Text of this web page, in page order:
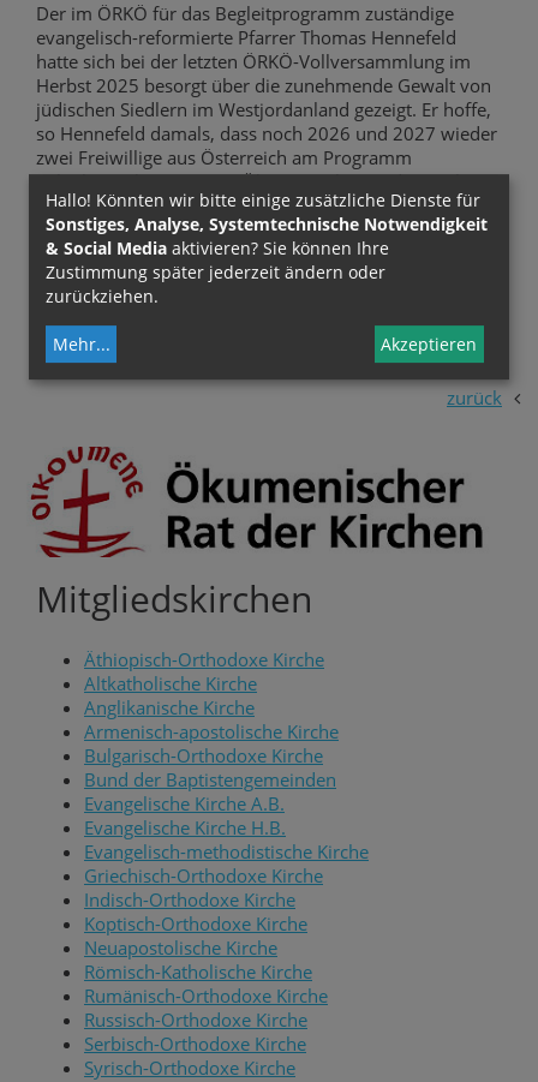
Der im ÖRKÖ für das Begleitprogramm zuständige
evangelisch-reformierte Pfarrer Thomas Hennefeld
hatte sich bei der letzten ÖRKÖ-Vollversammlung im
Herbst 2025 besorgt über die zunehmende Gewalt von
jüdischen Siedlern im Westjordanland gezeigt. Er hoffe,
so Hennefeld damals, dass noch 2026 und 2027 wieder
zwei Freiwillige aus Österreich am Programm
teilnehmen können. Der Ökumenische Rat der Kirchen
in Österreich (ÖRKÖ) beteiligt sich seit 2010 am EAPPI-
Programm.
(Infos:https://oikoumene.org/bzw.www.oekumen.at
Quelle:kathpress
zurück
Mitgliedskirchen
Äthiopisch-Orthodoxe Kirche
Altkatholische Kirche
Anglikanische Kirche
Armenisch-apostolische Kirche
Bulgarisch-Orthodoxe Kirche
Bund der Baptistengemeinden
Evangelische Kirche A.B.
Evangelische Kirche H.B.
Evangelisch-methodistische Kirche
Griechisch-Orthodoxe Kirche
Indisch-Orthodoxe Kirche
Koptisch-Orthodoxe Kirche
Neuapostolische Kirche
Römisch-Katholische Kirche
Rumänisch-Orthodoxe Kirche
Russisch-Orthodoxe Kirche
Serbisch-Orthodoxe Kirche
Syrisch-Orthodoxe Kirche
Hallo! Könnten wir bitte einige zusätzliche Dienste für
Sonstiges, Analyse, Systemtechnische Notwendigkeit
& Social Media aktivieren? Sie können Ihre
Zustimmung später jederzeit ändern oder
zurückziehen.
Mehr... Akzeptieren